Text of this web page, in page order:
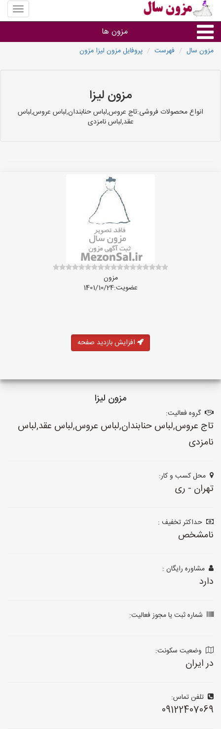
منوی
سایت
سال
مزون ها
استان ها
مزون سال فهرست پروفایل مزون لیزا مزون
مزون لیزا
انواع محصولات فروشی:تاج عروس,لباس حنابندان,لباس عروس,لباس
عقد,لباس نامزدی
مزون
عضویت:1401/10/24
افزایش بازدید صفحه
مزون لیزا
گروه فعالیت:
تاج عروس,لباس حنابندان,لباس عروس,لباس عقد,لباس
نامزدی
محل کسب و کار:
تهران - ری
حداکثر تخفیف :
نامشخص
مشاوره رایگان :
دارد
شماره ثبت یا مجوز فعالیت:
وضعیت سکونت:
در ایران
تلفن تماس:
09122407069